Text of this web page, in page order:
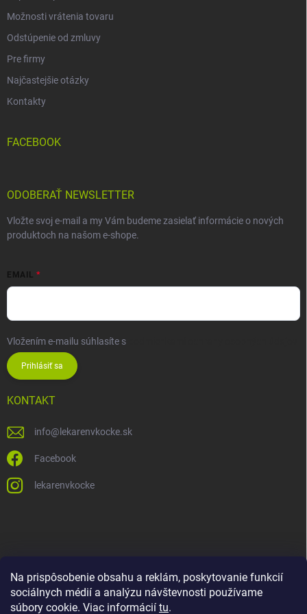
Na prispôsobenie obsahu a reklám, poskytovanie funkcií
sociálnych médií a analýzu návštevnosti používame
súbory cookie. Viac informácií tu.
Možnosti vrátenia tovaru
Odstúpenie od zmluvy
Pre firmy
Najčastejšie otázky
Kontakty
FACEBOOK
ODOBERAŤ NEWSLETTER
Vložte svoj e-mail a my Vám budeme zasielať informácie o nových
produktoch na našom e-shope.
EMAIL
Vložením e-mailu súhlasíte s
Prihlásiť sa
KONTAKT
info@ lekarenvkocke.sk
Facebook
lekarenvkocke